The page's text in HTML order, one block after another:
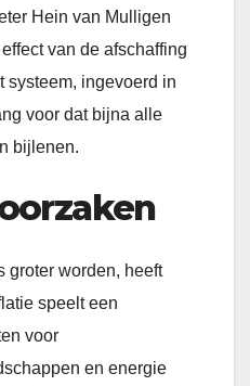
Hein van Mulligen
van de afschaffing
systeem, ingevoerd in
voor dat bijna alle
bijlenen.
groter worden, heeft
speelt een
voor
en energie